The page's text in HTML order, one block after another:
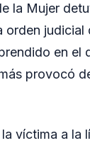
la Mujer
judicial
en el
provocó
víctima a la